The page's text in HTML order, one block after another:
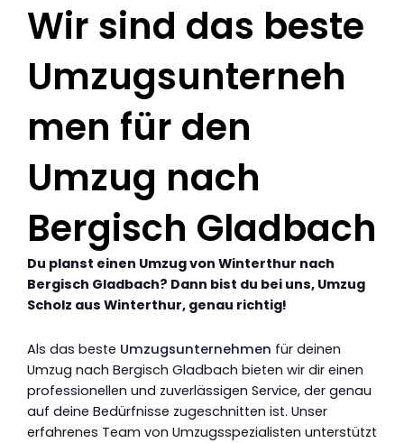
Wir sind das beste
Umzugsunterneh
men für den
Umzug nach
Bergisch Gladbach
Du planst einen Umzug von Winterthur nach
Bergisch Gladbach? Dann bist du bei uns, Umzug
Scholz aus Winterthur, genau richtig!
Als das beste Umzugsunternehmen für deinen
Umzug nach Bergisch Gladbach bieten wir dir einen
professionellen und zuverlässigen Service, der genau
auf deine Bedürfnisse zugeschnitten ist. Unser
erfahrenes Team von Umzugsspezialisten unterstützt